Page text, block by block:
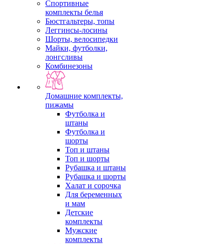
Спортивные
комплекты белья
Бюстгальтеры, топы
Леггинсы-лосины
Шорты, велосипедки
Майки, футболки,
лонгсливы
Комбинезоны
Домашние комплекты,
пижамы
Футболка и
штаны
Футболка и
шорты
Топ и штаны
Топ и шорты
Рубашка и штаны
Рубашка и шорты
Халат и сорочка
Для беременных
и мам
Детские
комплекты
Мужские
комплекты